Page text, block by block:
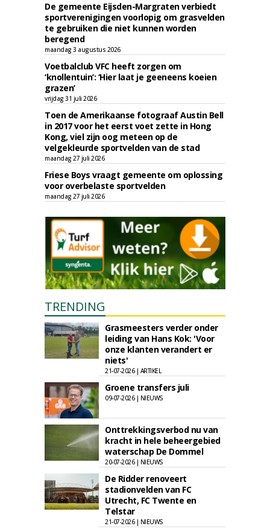
De gemeente Eijsden-Margraten verbiedt
sportverenigingen voorlopig om grasvelden
te gebruiken die niet kunnen worden
beregend
maandag 3 augustus 2026
Voetbalclub VFC heeft zorgen om
‘knollentuin’: ‘Hier laat je geeneens koeien
grazen’
vrijdag 31 juli 2026
Toen de Amerikaanse fotograaf Austin Bell
in 2017 voor het eerst voet zette in Hong
Kong, viel zijn oog meteen op de
velgekleurde sportvelden van de stad
maandag 27 juli 2026
Friese Boys vraagt gemeente om oplossing
voor overbelaste sportvelden
maandag 27 juli 2026
TRENDING
Grasmeesters verder onder
leiding van Hans Kok: 'Voor
onze klanten verandert er
niets'
21-07-2026 | ARTIKEL
Groene transfers juli
09-07-2026 | NIEUWS
Onttrekkingsverbod nu van
kracht in hele beheergebied
waterschap De Dommel
20-07-2026 | NIEUWS
De Ridder renoveert
stadionvelden van FC
Utrecht, FC Twente en
Telstar
21-07-2026 | NIEUWS